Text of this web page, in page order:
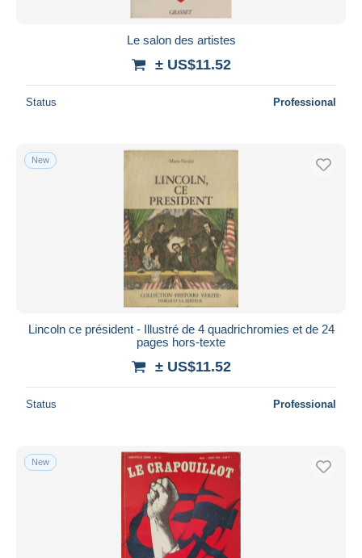
Le salon des artistes
± US$11.52
Status Professional
New
Lincoln ce président - Illustré de 4 quadrichromies et de 24
pages hors-texte
± US$11.52
Status Professional
New